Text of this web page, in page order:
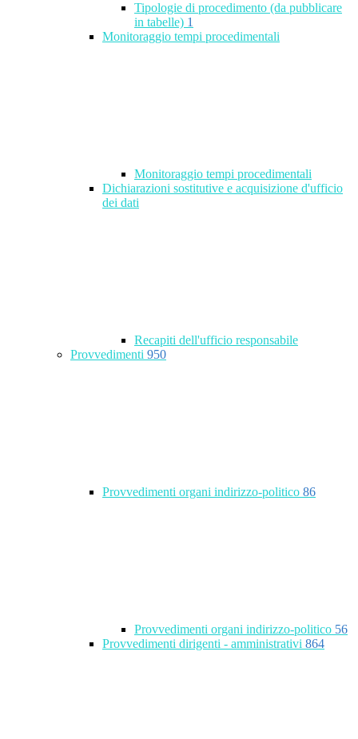
Tipologie di procedimento (da pubblicare
in tabelle) 1
Monitoraggio tempi procedimentali
Monitoraggio tempi procedimentali
Dichiarazioni sostitutive e acquisizione d'ufficio
dei dati
Recapiti dell'ufficio responsabile
Provvedimenti 950
Provvedimenti organi indirizzo-politico 86
Provvedimenti organi indirizzo-politico 56
Provvedimenti dirigenti - amministrativi 864